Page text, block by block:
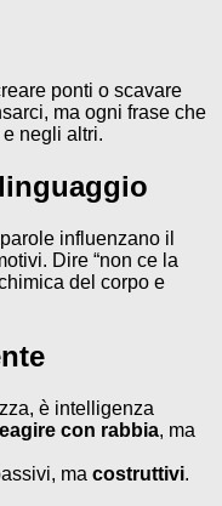
ponti o scavare
ma ogni frase che
negli altri.
influenzano il
Dire “non ce la
del corpo e
è intelligenza
con rabbia, ma
ma costruttivi.